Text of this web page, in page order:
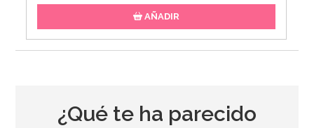
AÑADIR
¿Qué te ha parecido